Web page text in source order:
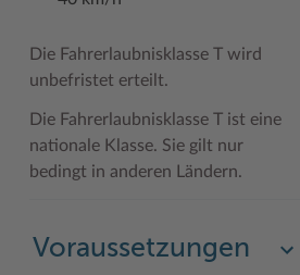
#MeinStormarn
Karrieretag
Die Fahrerlaubnisklasse T wird
unbefristet erteilt.
Die Fahrerlaubnisklasse T ist eine
nationale Klasse. Sie gilt nur
bedingt in anderen Ländern.
Voraussetzungen